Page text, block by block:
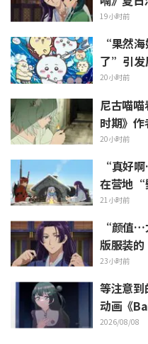
引发“心
画”的
19小时前
“果然
了”引发
的秘密》
20小时前
尼古喵
时期》
画被赞“
20小时前
“真好
在营地“
引发“每
21小时前
“颜值
版服装的
精细手办
23小时前
等注意
动画《
集剧照与
2026/08/08